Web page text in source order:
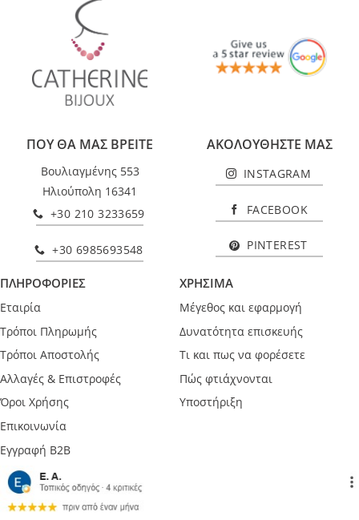
ΠΟΥ ΘΑ ΜΑΣ ΒΡΕΙΤΕ
Βουλιαγμένης 553
Ηλιούπολη 16341
+30 210 3233659
+30 6985693548
ΑΚΟΛΟΥΘΗΣΤΕ ΜΑΣ
INSTAGRAM
FACEBOOK
PINTEREST
ΠΛΗΡΟΦΟΡΙΕΣ
Εταιρία
Τρόποι Πληρωμής
Τρόποι Αποστολής
Αλλαγές & Επιστροφές
Όροι Χρήσης
Επικοινωνία
Εγγραφή B2B
ΧΡΗΣΙΜΑ
Μέγεθος και εφαρμογή
Δυνατότητα επισκευής
Τι και πως να φορέσετε
Πώς φτιάχνονται
Υποστήριξη